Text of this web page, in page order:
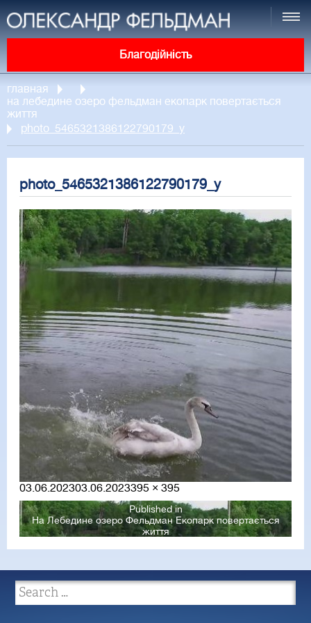
Благодійність
главная
на лебедине озеро фельдман екопарк повертається
життя
photo_5465321386122790179_y
photo_5465321386122790179_y
Posted
on
03.06.202303.06.2023Full
size
395 × 395
Published in
На Лебедине озеро Фельдман Екопарк повертається
життя